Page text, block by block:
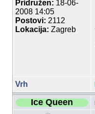
Pridružen: 18-06-
2008 14:05
Postovi: 2112
Lokacija: Zagreb
Vrh
Ice Queen